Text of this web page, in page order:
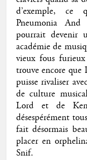
d’exemple, ce
Pneumonia
pourrait devenir
académie de
vieux fous
trouve encore
puisse rivaliser
de culture
Lord et de Ken
désespérément
fait désormais
placer en
Snif.